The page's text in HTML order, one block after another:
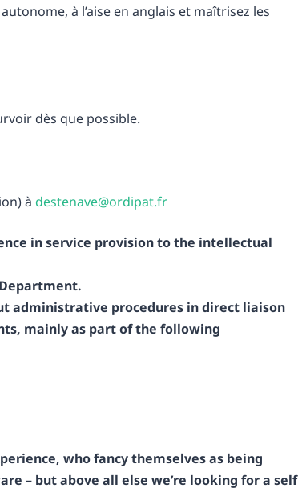
à l’aise en anglais et maîtrisez les
dès que possible.
à destenave@ordipat.fr
in service provision to the intellectual
administrative procedures in direct liaison
mainly as part of the following
who fancy themselves as being
– but above all else we’re looking for a self